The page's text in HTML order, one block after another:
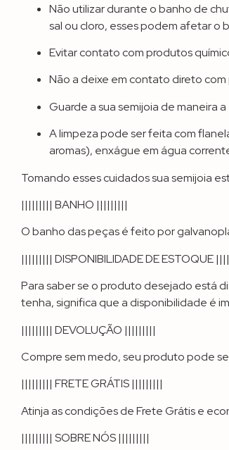
Não utilizar durante o banho de
sal ou cloro, esses podem afetar o
Evitar contato com produtos
Não a deixe em contato direto
Guarde a sua semijoia de maneira
A limpeza pode ser feita com
aromas), enxágue em água
Tomando esses cuidados sua semijoia
||||||||| BANHO |||||||||
O banho das peças é feito por
||||||||| DISPONIBILIDADE DE ESTOQUE
Para saber se o produto desejado está
tenha, significa que a disponibilidade é
||||||||| DEVOLUÇÃO |||||||||
Compre sem medo, seu produto pode
||||||||| FRETE GRÁTIS |||||||||
Atinja as condições de Frete Grátis e
||||||||| SOBRE NÓS |||||||||